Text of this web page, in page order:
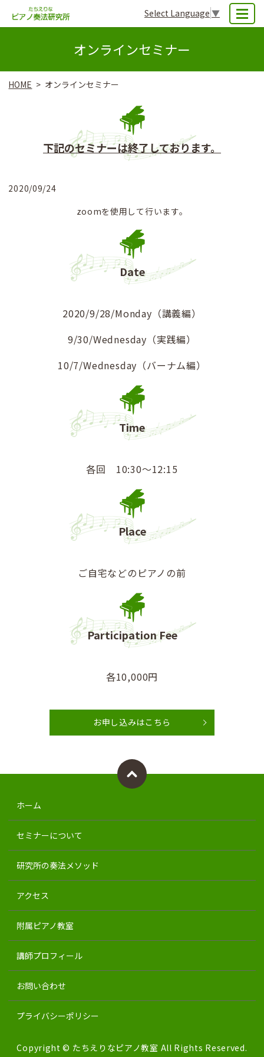
Select Language ▼
オンラインセミナー
HOME オンラインセミナー
下記のセミナーは終了しております。
2020/09/24
zoomを使用して行います。
Date
2020/9/28/Monday（講義編）
9/30/Wednesday（実践編）
10/7/Wednesday（バーナム編）
Time
各回 10:30～12:15
Place
ご自宅などのピアノの前
Participation Fee
各10,000円
お申し込みはこちら
ホーム
セミナーについて
研究所の奏法メソッド
アクセス
附属ピアノ教室
講師プロフィール
お問い合わせ
プライバシーポリシー
Copyright © たちえりなピアノ教室 All Rights Reserved.